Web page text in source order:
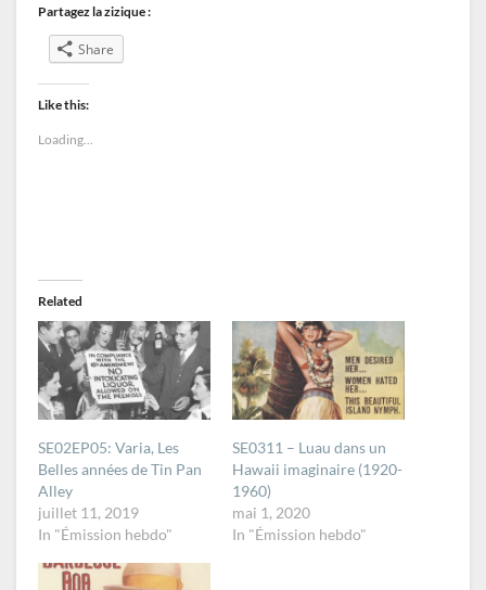
Partagez la zizique :
Share
Like this:
Loading...
Related
SE02EP05: Varia, Les
Belles années de Tin Pan
Alley
juillet 11, 2019
In "Émission hebdo"
SE0311 – Luau dans un
Hawaii imaginaire (1920-
1960)
mai 1, 2020
In "Émission hebdo"